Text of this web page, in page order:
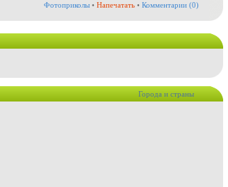
Фотоприколы • Напечатать • Комментарии (0)
Города и страны